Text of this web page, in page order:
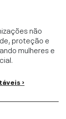
não
proteção e
mulheres e
›